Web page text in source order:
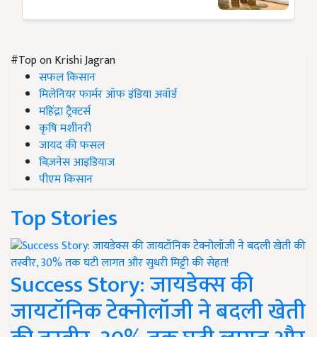
#Top on Krishi Jagran
सफल किसान
मिलेनियर फार्मर ऑफ इंडिया अवॉर्ड
महिंद्रा ट्रैक्टर्स
कृषि मशीनरी
जायद की फसल
बिज़नेस आइडियाज
पीएम किसान
Top Stories
Success Story: जायडेक्स की
जायटॉनिक टेक्नोलॉजी ने बदली खेती